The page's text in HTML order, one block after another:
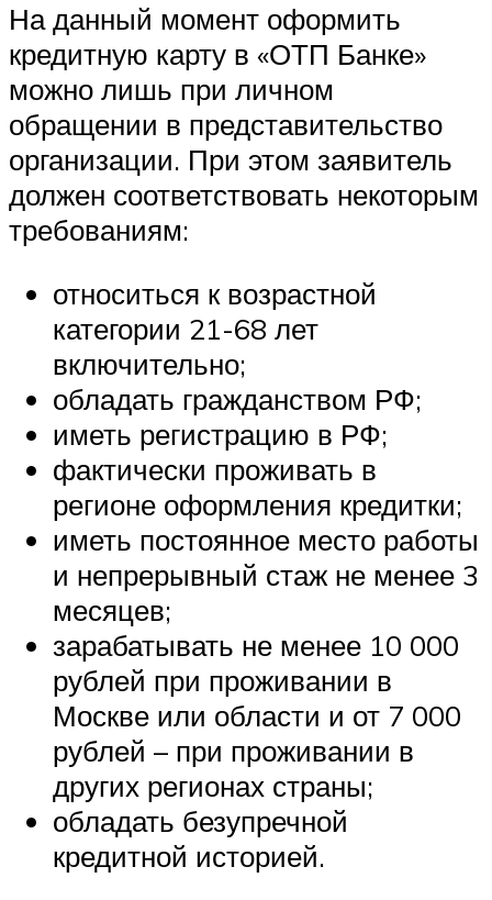
На данный момент оформить
кредитную карту в «ОТП Банке»
можно лишь при личном
обращении в представительство
организации. При этом заявитель
должен соответствовать некоторым
требованиям:
относиться к возрастной
категории 21-68 лет
включительно;
обладать гражданством РФ;
иметь регистрацию в РФ;
фактически проживать в
регионе оформления кредитки;
иметь постоянное место работы
и непрерывный стаж не менее 3
месяцев;
зарабатывать не менее 10 000
рублей при проживании в
Москве или области и от 7 000
рублей – при проживании в
других регионах страны;
обладать безупречной
кредитной историей.